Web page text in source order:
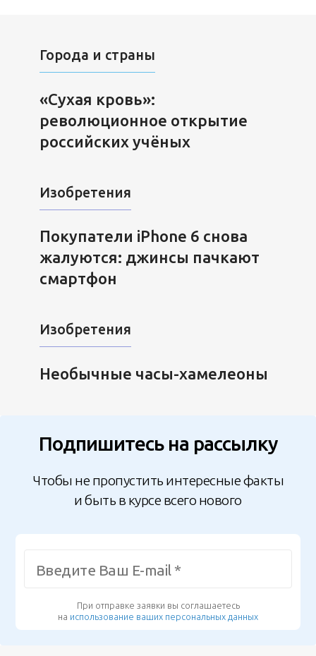
Города и страны
«Сухая кровь»:
революционное открытие
российских учёных
Изобретения
Покупатели iPhone 6 снова
жалуются: джинсы пачкают
смартфон
Изобретения
Необычные часы-хамелеоны
Подпишитесь на рассылку
Чтобы не пропустить интересные факты
и быть в курсе всего нового
При отправке заявки вы соглашаетесь
на использование ваших персональных данных